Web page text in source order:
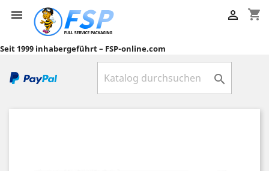
 shopping_cart

Seit 1999 inhabergeführt – FSP-online.com
